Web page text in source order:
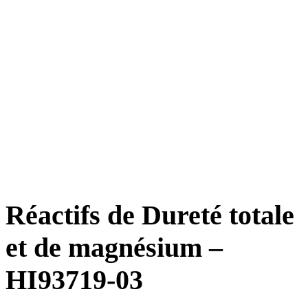
Réactifs de Dureté totale
et de magnésium –
HI93719-03